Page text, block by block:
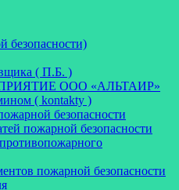
безопасности)
( П.Б. )
ООО «АЛЬТАИР»
( kontakty )
безопасности
пожарной безопасности
пожарной безопасности